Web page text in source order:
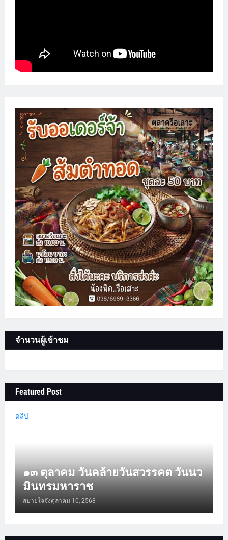
จำนวนผู้เข้าชม
Featured Post
คลิป
๑๓ ตุลาคม วันคล้ายวันสวรรคต วันนว
มินทรมหาราช
สบายใจจังตุลาคม 10, 2568